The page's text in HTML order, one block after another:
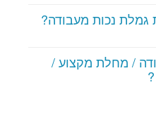
גמלת נכות מעבודה?
/ מחלת מקצוע /